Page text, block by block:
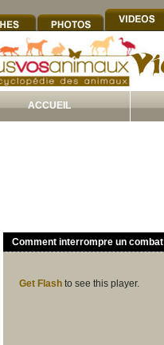
ACCUEIL
Comment interrompre un
Get Flash to see this player.